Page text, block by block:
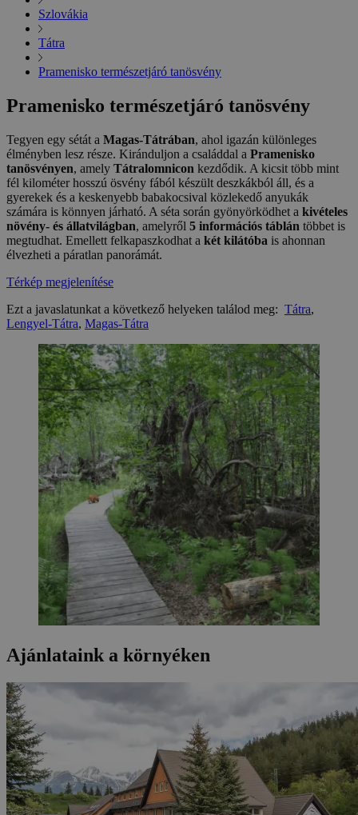
Szlovákia
Tátra
Pramenisko természetjáró tanösvény
Pramenisko természetjáró tanösvény
Tegyen egy sétát a Magas-Tátrában, ahol igazán különleges
élményben lesz része. Kiránduljon a családdal a Pramenisko
tanösvényen, amely Tátralomnicon kezdődik. A kicsit több mint
fél kilométer hosszú ösvény fából készült deszkákból áll, és a
gyerekek és a keskenyebb babakocsival közlekedő anyukák
számára is könnyen járható. A séta során gyönyörködhet a kivételes
növény- és állatvilágban, amelyről 5 információs táblán többet is
megtudhat. Emellett felkapaszkodhat a két kilátóba is ahonnan
élvezheti a páratlan panorámát.
Térkép megjelenítése
Ezt a javaslatunkat a következő helyeken találod meg: Tátra,
Lengyel-Tátra, Magas-Tátra
Ajánlataink a környéken